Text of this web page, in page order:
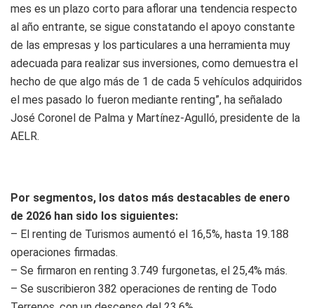
mes es un plazo corto para aflorar una tendencia respecto
al año entrante, se sigue constatando el apoyo constante
de las empresas y los particulares a una herramienta muy
adecuada para realizar sus inversiones, como demuestra el
hecho de que algo más de 1 de cada 5 vehículos adquiridos
el mes pasado lo fueron mediante renting”, ha señalado
José Coronel de Palma y Martínez-Agulló, presidente de la
AELR.
Por segmentos, los datos más destacables de enero
de 2026 han sido los siguientes:
– El renting de Turismos aumentó el 16,5%, hasta 19.188
operaciones firmadas.
– Se firmaron en renting 3.749 furgonetas, el 25,4% más.
– Se suscribieron 382 operaciones de renting de Todo